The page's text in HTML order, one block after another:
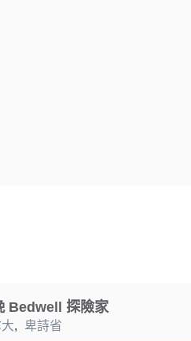
Bedwell 探險家
, 卑詩省